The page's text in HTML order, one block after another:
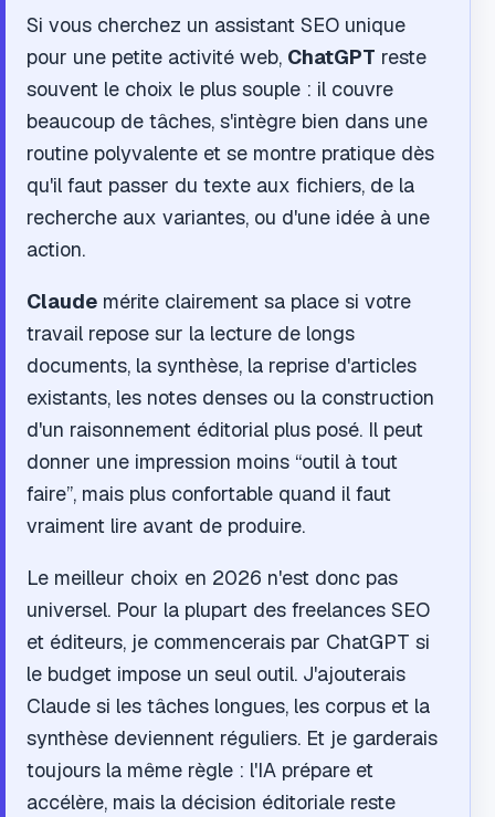
Si vous cherchez un assistant SEO unique
pour une petite activité web, ChatGPT reste
souvent le choix le plus souple : il couvre
beaucoup de tâches, s'intègre bien dans une
routine polyvalente et se montre pratique dès
qu'il faut passer du texte aux fichiers, de la
recherche aux variantes, ou d'une idée à une
action.
Claude mérite clairement sa place si votre
travail repose sur la lecture de longs
documents, la synthèse, la reprise d'articles
existants, les notes denses ou la construction
d'un raisonnement éditorial plus posé. Il peut
donner une impression moins “outil à tout
faire”, mais plus confortable quand il faut
vraiment lire avant de produire.
Le meilleur choix en 2026 n'est donc pas
universel. Pour la plupart des freelances SEO
et éditeurs, je commencerais par ChatGPT si
le budget impose un seul outil. J'ajouterais
Claude si les tâches longues, les corpus et la
synthèse deviennent réguliers. Et je garderais
toujours la même règle : l'IA prépare et
accélère, mais la décision éditoriale reste